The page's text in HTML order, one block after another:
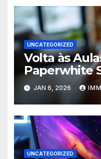
UNCATEGORIZED
Volta às
Paperwhite
com
para
JAN 6, 2026
UNCATEGORIZED